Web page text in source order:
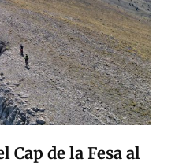
Cap de la Fesa al